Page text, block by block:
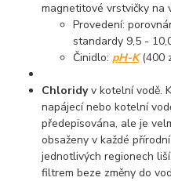
magnetitové vrstvičky na
Provedení:
standardy 9,5 -
Činidlo:pH-K (400
Chloridyv kotelní vodě.
napájecí nebo kotelní
předepisována, ale je
obsaženy v každé
jednotlivých regionech
filtrem beze změny do